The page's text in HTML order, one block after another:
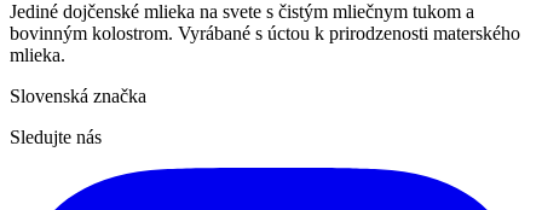
Jediné dojčenské mlieka na svete s čistým mliečnym tukom a
bovinným kolostrom. Vyrábané s úctou k prirodzenosti materského
mlieka.
Slovenská značka
Sledujte nás